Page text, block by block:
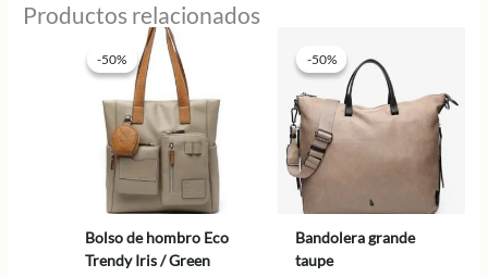
Productos relacionados
-50%
-50%
Bolso de hombro Eco
Trendy Iris / Green
-50%
-50%
Bandolera grande
taupe